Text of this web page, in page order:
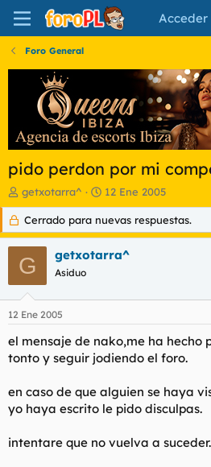
Acceder
Foro General
pido perdon por mi
I
n
c
i
a
d
o
d
t
m
a
getxotarra^
F
e
c
h
d
i
o
12 Ene 2005
Cerrado para nuevas respuestas.
G getxotarra^
Asiduo
12 Ene 2005
el mensaje de nako,me ha hecho
tonto y seguir jodiendo el foro.
en caso de que alguien se haya
yo haya escrito le pido disculpas.
intentare que no vuelva a suceder.